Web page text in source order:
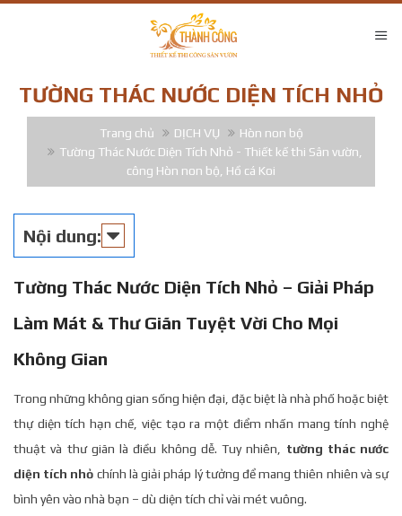
TƯỜNG THÁC NƯỚC DIỆN TÍCH NHỎ
Trang chủ DỊCH VỤ
Hòn non bộ
Tường Thác Nước Diện Tích Nhỏ - Thiết kế thi Sân vườn,
công Hòn non bộ, Hồ cá Koi
Nội dung:
Tường Thác Nước Diện Tích Nhỏ – Giải Pháp
Làm Mát & Thư Giãn Tuyệt Vời Cho Mọi
Không Gian
Trong những không gian sống hiện đại, đặc biệt là nhà phố hoặc biệt
thự diện tích hạn chế, việc tạo ra một điểm nhấn mang tính nghệ
thuật và thư giãn là điều không dễ. Tuy nhiên, tường thác nước
diện tích nhỏ chính là giải pháp lý tưởng để mang thiên nhiên và sự
bình yên vào nhà bạn – dù diện tích chỉ vài mét vuông.